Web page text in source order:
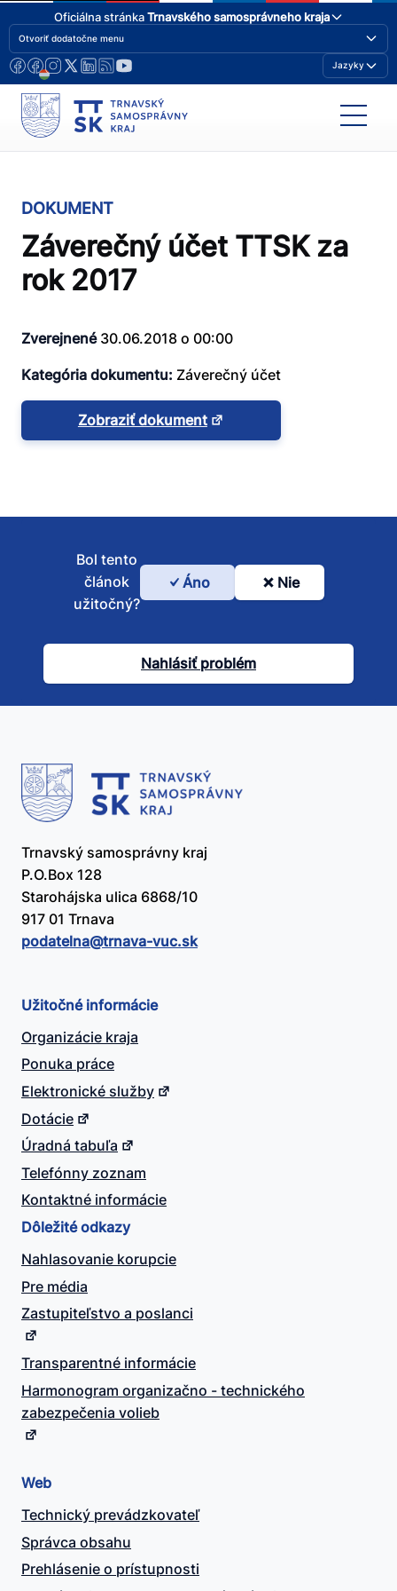
Oficiálna stránkaTrnavského samosprávneho kraja
Otvoriť dodatočne menu
Jazyky
DOKUMENT
Záverečný účet TTSK za
rok 2017
Zverejnené30.06.2018 o 00:00
Kategória dokumentu: Záverečný účet
Zobraziť dokument
Bol
článok
užitočný?
Bol tento
článok
užitočný?
Áno Nie
Nahlásiť problém
Trnavský samosprávny kraj
P.O.Box 128
Starohájska ulica 6868/10
917 01 Trnava
podatelna@​trnava-vuc.sk
Užitočné informácie
Organizácie kraja
Ponuka práce
Elektronické služby
Dotácie
Úradná tabuľa
Telefónny zoznam
Kontaktné informácie
Dôležité odkazy
Nahlasovanie korupcie
Pre média
Zastupiteľstvo a poslanci
Transparentné informácie
Harmonogram organizačno - technického
zabezpečenia volieb
Web
Technický prevádzkovateľ
Správca obsahu
Prehlásenie o prístupnosti